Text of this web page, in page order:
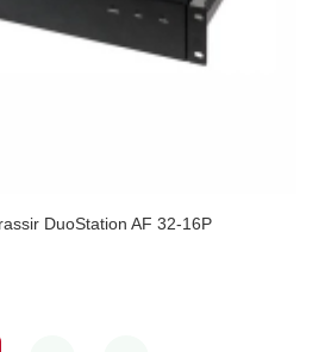
DuoStation AF 32-16P